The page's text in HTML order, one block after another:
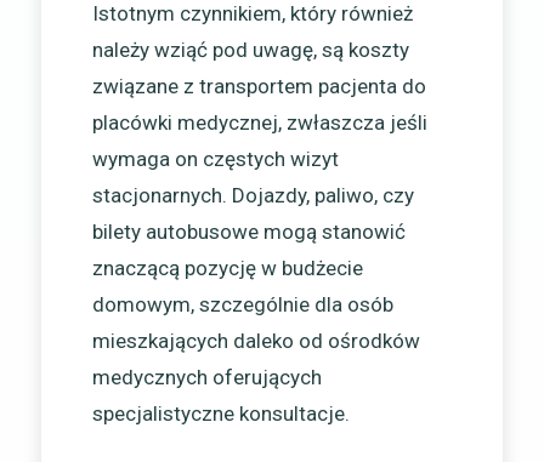
Istotnym czynnikiem, który również
należy wziąć pod uwagę, są koszty
związane z transportem pacjenta do
placówki medycznej, zwłaszcza jeśli
wymaga on częstych wizyt
stacjonarnych. Dojazdy, paliwo, czy
bilety autobusowe mogą stanowić
znaczącą pozycję w budżecie
domowym, szczególnie dla osób
mieszkających daleko od ośrodków
medycznych oferujących
specjalistyczne konsultacje.